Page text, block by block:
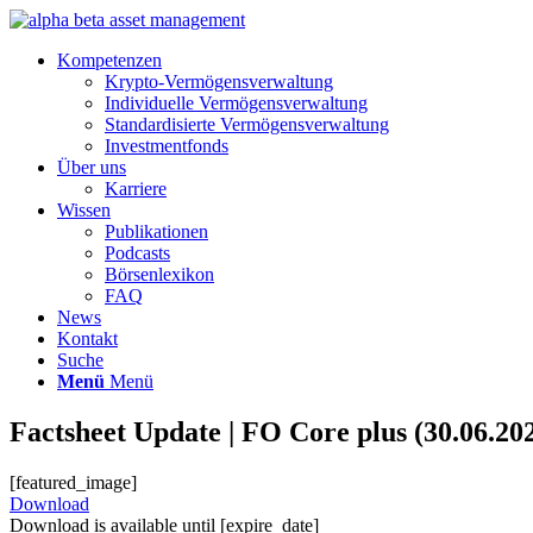
Kompetenzen
Krypto-Vermögensverwaltung
Individuelle Vermögensverwaltung
Standardisierte Vermögensverwaltung
Investmentfonds
Über uns
Karriere
Wissen
Publikationen
Podcasts
Börsenlexikon
FAQ
News
Kontakt
Suche
Menü Menü
Factsheet Update | FO Core plus
[featured_image]
Download
Download is available until [expire_date]